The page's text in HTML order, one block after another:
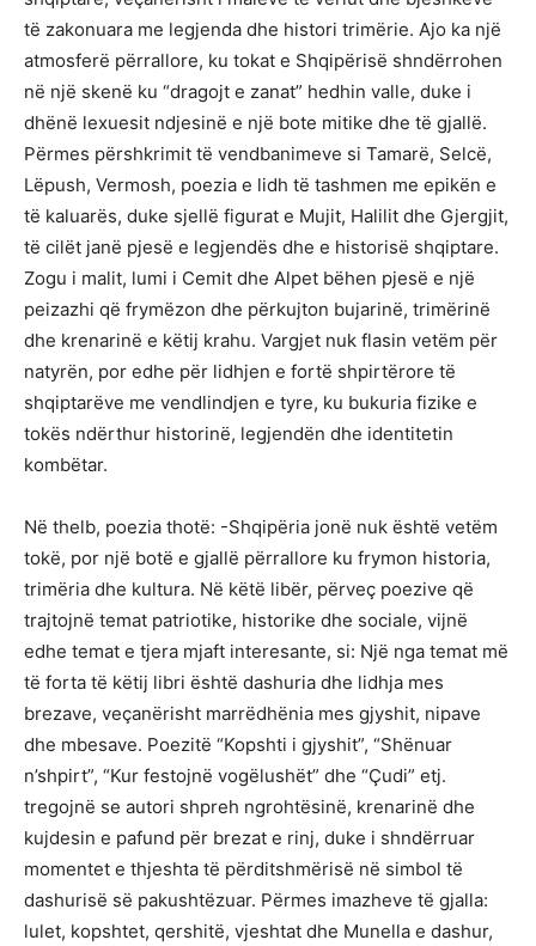
të zakonuara me legjenda dhe histori trimërie. Ajo ka një
atmosferë përrallore, ku tokat e Shqipërisë shndërrohen
në një skenë ku “dragojt e zanat” hedhin valle, duke i
dhënë lexuesit ndjesinë e një bote mitike dhe të gjallë.
Përmes përshkrimit të vendbanimeve si Tamarë, Selcë,
Lëpush, Vermosh, poezia e lidh të tashmen me epikën e
të kaluarës, duke sjellë figurat e Mujit, Halilit dhe Gjergjit,
të cilët janë pjesë e legjendës dhe e historisë shqiptare.
Zogu i malit, lumi i Cemit dhe Alpet bëhen pjesë e një
peizazhi që frymëzon dhe përkujton bujarinë, trimërinë
dhe krenarinë e këtij krahu. Vargjet nuk flasin vetëm për
natyrën, por edhe për lidhjen e fortë shpirtërore të
shqiptarëve me vendlindjen e tyre, ku bukuria fizike e
tokës ndërthur historinë, legjendën dhe identitetin
kombëtar.
Në thelb, poezia thotë: -Shqipëria jonë nuk është vetëm
tokë, por një botë e gjallë përrallore ku frymon historia,
trimëria dhe kultura. Në këtë libër, përveç poezive që
trajtojnë temat patriotike, historike dhe sociale, vijnë
edhe temat e tjera mjaft interesante, si: Një nga temat më
të forta të këtij libri është dashuria dhe lidhja mes
brezave, veçanërisht marrëdhënia mes gjyshit, nipave
dhe mbesave. Poezitë “Kopshti i gjyshit”, “Shënuar
n’shpirt”, “Kur festojnë vogëlushët” dhe “Çudi” etj.
tregojnë se autori shpreh ngrohtësinë, krenarinë dhe
kujdesin e pafund për brezat e rinj, duke i shndërruar
momentet e thjeshta të përditshmërisë në simbol të
dashurisë së pakushtëzuar. Përmes imazheve të gjalla:
lulet, kopshtet, qershitë, vjeshtat dhe Munella e dashur,